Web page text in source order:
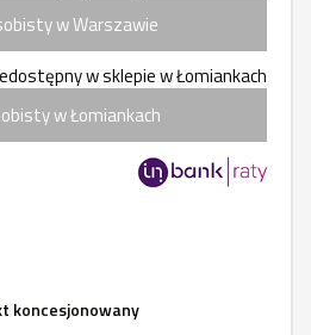
w Warszawie
w sklepie w Łomiankach
w Łomiankach
koncesjonowany